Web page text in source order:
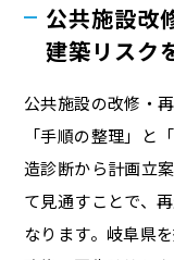
公共施設改
建築リスク
公共施設の改修・
「手順の整理」と
造診断から計画立
て見通すことで、
なります。岐阜県